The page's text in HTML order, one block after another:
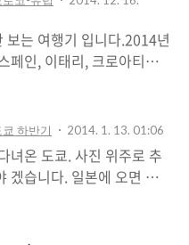
보는 여행기 입니다.2014년
페인, 이태리, 크로아티아,
하반기 2014. 1. 13. 01:06
녀온 도쿄. 사진 위주로 추
겠습니다. 일본에 오면 제
트하우스죠? 아사쿠사의 도